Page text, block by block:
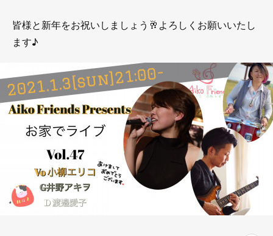
皆様と新年をお祝いしましょう🥂よろしくお願いいたし
ます♪